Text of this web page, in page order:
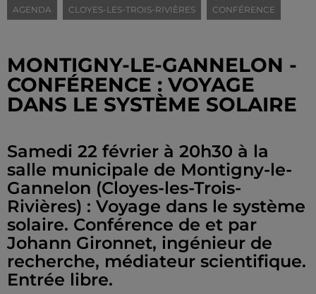
AGENDA CLOYES-LES-TROIS-RIVIÈRES CONFÉRENCE
MONTIGNY-LE-GANNELON -
CONFÉRENCE : VOYAGE
DANS LE SYSTÈME SOLAIRE
Samedi 22 février à 20h30 à la
salle municipale de Montigny-le-
Gannelon (Cloyes-les-Trois-
Rivières) : Voyage dans le système
solaire. Conférence de et par
Johann Gironnet, ingénieur de
recherche, médiateur scientifique.
Entrée libre.